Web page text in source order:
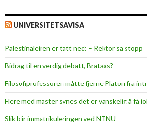
UNIVERSITETSAVISA
Palestinaleiren er tatt ned: – Rektor sa stopp
Bidrag til en verdig debatt, Brataas?
Filosofiprofessoren måtte fjerne Platon fra
Flere med master synes det er vanskelig å få
Slik blir immatrikuleringen ved NTNU